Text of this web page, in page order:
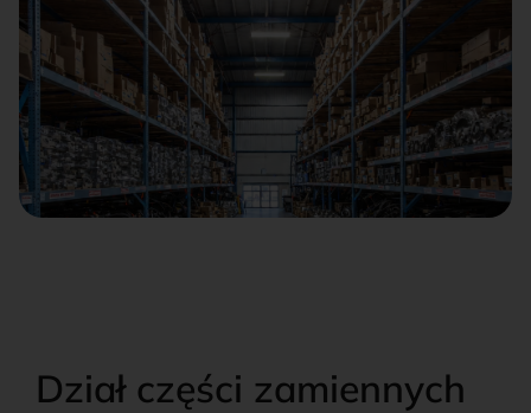
Dział części zamiennych